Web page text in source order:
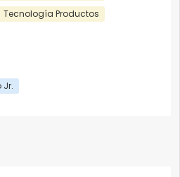
Tecnología Productos